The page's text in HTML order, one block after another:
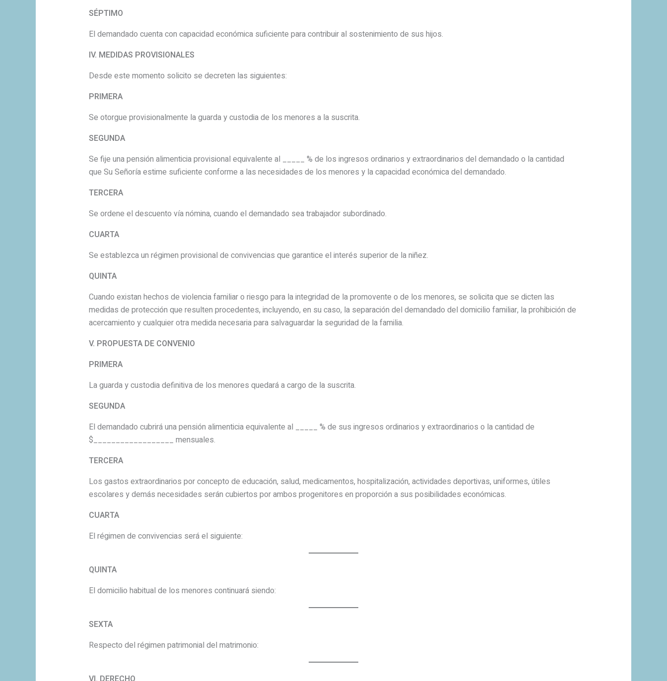
SÉPTIMO
El demandado cuenta con capacidad económica suficiente para contribuir al sostenimiento de sus hijos.
IV. MEDIDAS PROVISIONALES
Desde este momento solicito se decreten las siguientes:
PRIMERA
Se otorgue provisionalmente la guarda y custodia de los menores a la suscrita.
SEGUNDA
Se fije una pensión alimenticia provisional equivalente al _____ % de los ingresos ordinarios y extraordinarios del demandado o la cantidad
que Su Señoría estime suficiente conforme a las necesidades de los menores y la capacidad económica del demandado.
TERCERA
Se ordene el descuento vía nómina, cuando el demandado sea trabajador subordinado.
CUARTA
Se establezca un régimen provisional de convivencias que garantice el interés superior de la niñez.
QUINTA
Cuando existan hechos de violencia familiar o riesgo para la integridad de la promovente o de los menores, se solicita que se dicten las
medidas de protección que resulten procedentes, incluyendo, en su caso, la separación del demandado del domicilio familiar, la prohibición de
acercamiento y cualquier otra medida necesaria para salvaguardar la seguridad de la familia.
V. PROPUESTA DE CONVENIO
PRIMERA
La guarda y custodia definitiva de los menores quedará a cargo de la suscrita.
SEGUNDA
El demandado cubrirá una pensión alimenticia equivalente al _____ % de sus ingresos ordinarios y extraordinarios o la cantidad de
$__________________ mensuales.
TERCERA
Los gastos extraordinarios por concepto de educación, salud, medicamentos, hospitalización, actividades deportivas, uniformes, útiles
escolares y demás necesidades serán cubiertos por ambos progenitores en proporción a sus posibilidades económicas.
CUARTA
El régimen de convivencias será el siguiente:
QUINTA
El domicilio habitual de los menores continuará siendo:
SEXTA
Respecto del régimen patrimonial del matrimonio: